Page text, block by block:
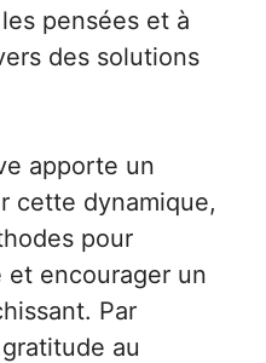
pensées et à
des solutions
apporte un
cette dynamique,
pour
et encourager un
Par
au